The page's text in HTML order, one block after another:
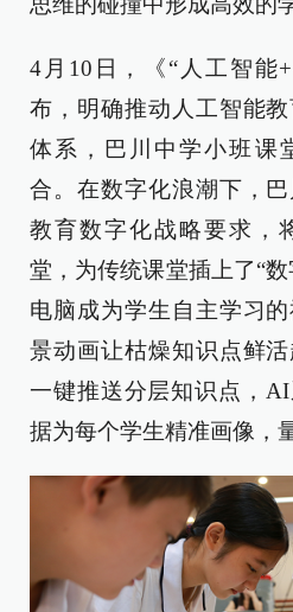
4月10日，《“人工智能
布，明确推动人工智能
体系，巴川中学小班课
合。在数字化浪潮下，
教育数字化战略要求，
堂，为传统课堂插上了“
电脑成为学生自主学习
景动画让枯燥知识点鲜
一键推送分层知识点，
据为每个学生精准画像，